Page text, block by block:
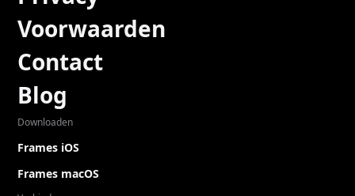
Voorwaarden
Contact
Blog
Downloaden
Frames iOS
Frames macOS